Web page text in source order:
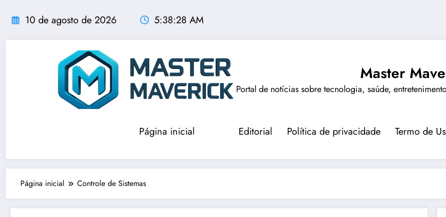
para
conteúdo
10 de agosto de 2026 5:38:29 AM
Master
Portal de notícias sobre tecnologia, saúde,
Página inicial Editorial Política de privacidade Termo de
Página inicial Controle de Sistemas